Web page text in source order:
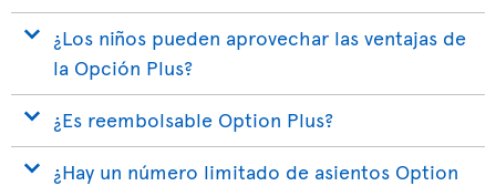
¿Los niños pueden aprovechar las ventajas de
la Opción Plus?
¿Es reembolsable Option Plus?
¿Hay un número limitado de asientos Option